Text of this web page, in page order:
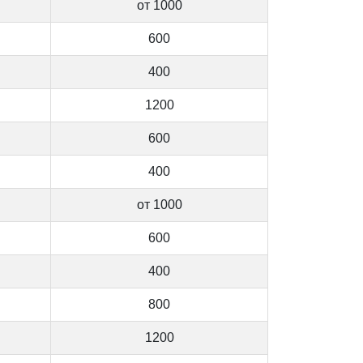
от 1000
600
400
1200
600
400
от 1000
600
400
800
1200